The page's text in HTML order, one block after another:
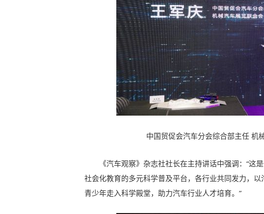
中国贸促会汽车分会综合部主任 机
《汽车观察》杂志社社长在主持讲话中强调：“这
社会化教育的多元科学普及平台，各行业共同发力，
青少年走入科学殿堂，助力汽车行业人才培育。”